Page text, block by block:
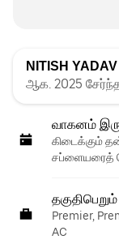
NITISH YADAV
ஆக. 2025
வாகனம்
கிடைக்கும்
சப்ளையரைத்
Premier,
AC